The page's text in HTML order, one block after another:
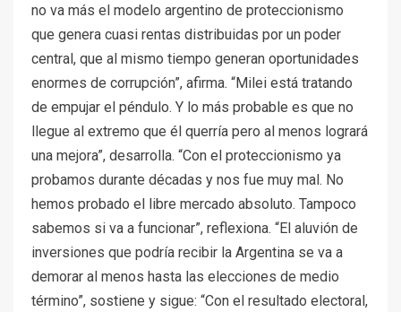
no va más el modelo argentino de proteccionismo
que genera cuasi rentas distribuidas por un poder
central, que al mismo tiempo generan oportunidades
enormes de corrupción”, afirma. “Milei está tratando
de empujar el péndulo. Y lo más probable es que no
llegue al extremo que él querría pero al menos logrará
una mejora”, desarrolla. “Con el proteccionismo ya
probamos durante décadas y nos fue muy mal. No
hemos probado el libre mercado absoluto. Tampoco
sabemos si va a funcionar”, reflexiona. “El aluvión de
inversiones que podría recibir la Argentina se va a
demorar al menos hasta las elecciones de medio
término”, sostiene y sigue: “Con el resultado electoral,